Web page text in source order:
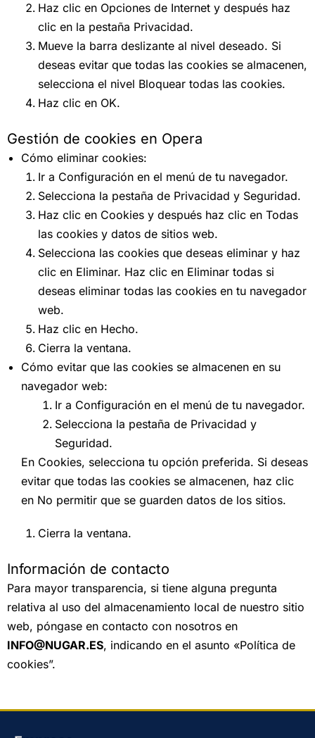
Haz clic en Opciones de Internet y después haz
clic en la pestaña Privacidad.
Mueve la barra deslizante al nivel deseado. Si
deseas evitar que todas las cookies se almacenen,
selecciona el nivel Bloquear todas las cookies.
Haz clic en OK.
Gestión de cookies en Opera
Cómo eliminar cookies:
Ir a Configuración en el menú de tu navegador.
Selecciona la pestaña de Privacidad y Seguridad.
Haz clic en Cookies y después haz clic en Todas
las cookies y datos de sitios web.
Selecciona las cookies que deseas eliminar y haz
clic en Eliminar. Haz clic en Eliminar todas si
deseas eliminar todas las cookies en tu navegador
web.
Haz clic en Hecho.
Cierra la ventana.
Cómo evitar que las cookies se almacenen en su
navegador web:
Ir a Configuración en el menú de tu navegador.
Selecciona la pestaña de Privacidad y
Seguridad.
En Cookies, selecciona tu opción preferida. Si deseas
evitar que todas las cookies se almacenen, haz clic
en No permitir que se guarden datos de los sitios.
Cierra la ventana.
Información de contacto
Para mayor transparencia, si tiene alguna pregunta
relativa al uso del almacenamiento local de nuestro sitio
web, póngase en contacto con nosotros en
INFO@NUGAR.ES, indicando en el asunto «Política de
cookies”.